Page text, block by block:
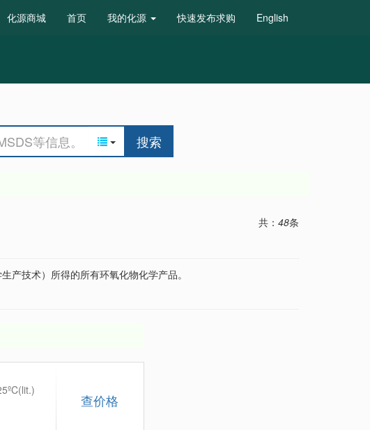
化源商城 首页 我的化源 快速发布求购 English
搜索
共： 48条
产技术）所得的所有环氧化物化学产品。
查价格